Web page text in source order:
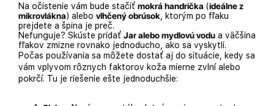
Na očistenie vám bude stačiť mokrá handrička (ideálne z
mikrovlákna) alebo vlhčený obrúsok , ktorým po fľaku
prejdete a špina je preč.
Nefunguje? Skúste pridať Jar alebo mydlovú vodu a väčšina
fľakov zmizne rovnako jednoducho, ako sa vyskytli.
Počas používania sa môžete dostať aj do situácie, kedy sa
vám vplyvom rôznych faktorov koža mierne zvlní alebo
pokrčí. Tu je riešenie ešte jednoduchšie: